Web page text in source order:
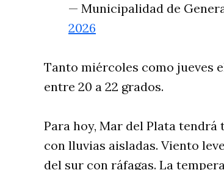
— Municipalidad de
2026
Tanto miércoles como jueves
entre 20 a 22 grados.
Para hoy, Mar del Plata
con lluvias aisladas. Viento
del sur con ráfagas. La